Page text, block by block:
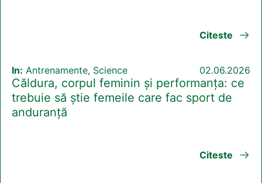
Citeste
In: Antrenamente, Science 02.06.2026
Căldura, corpul feminin și performanța: ce
trebuie să știe femeile care fac sport de
anduranță
Citeste